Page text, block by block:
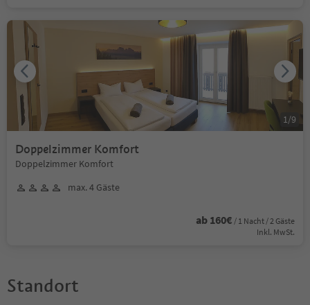
Doppelzimmer Komfort
Doppelzimmer Komfort
max. 4 Gäste
ab 160€ / 1 Nacht / 2 Gäste
Inkl. MwSt.
1/9
Standort